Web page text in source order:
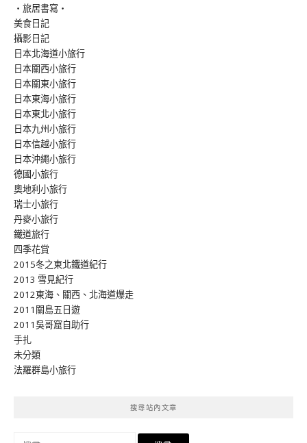
‧旅居書寫‧
美食日記
攝影日記
日本北海道小旅行
日本關西小旅行
日本關東小旅行
日本東海小旅行
日本東北小旅行
日本九州小旅行
日本信越小旅行
日本沖繩小旅行
德國小旅行
奧地利小旅行
瑞士小旅行
丹麥小旅行
鐵道旅行
四季花賞
2015冬之東北鐵道紀行
2013 雪見紀行
2012東海、關西、北海道爆走
2011關島五日遊
2011吳哥窟自助行
手扎
未分類
法羅群島小旅行
搜尋站內文章